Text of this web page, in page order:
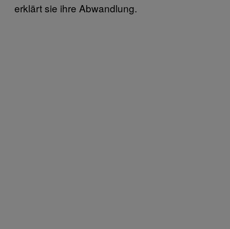
erklärt sie ihre Abwandlung.